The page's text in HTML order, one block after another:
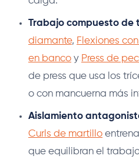
Trabajo compuesto de
diamante, Flexiones
en banco y Press de
de press que usa los
o con mancuerna más
Aislamiento
Curls de martillo
que equilibran el